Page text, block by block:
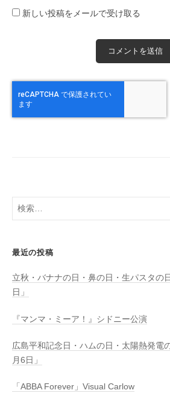
新しい投稿をメールで受け取る
検
最近の投稿
立秋・バナナの日・鼻の日・生パスタの
日」
『マンマ・ミーア！』シドニー公演
広島平和記念日・ハムの日・太陽熱発電
月6日」
「ABBA Forever」Visual Carlow